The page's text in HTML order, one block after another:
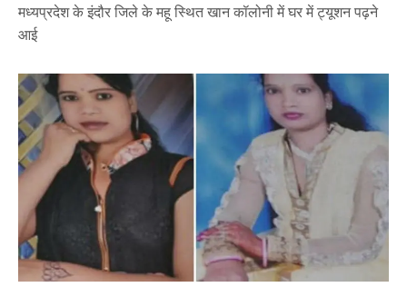
मध्यप्रदेश के इंदौर जिले के महू स्थित खान कॉलोनी में घर में ट्यूशन पढ़ने
आई